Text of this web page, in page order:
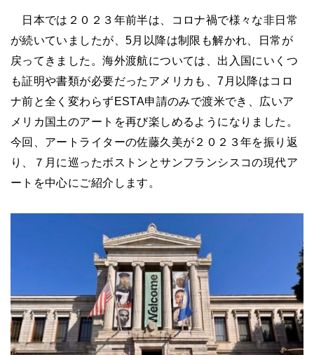
日本では２０２３年前半は、コロナ禍で様々な非日常
が続いていましたが、5月以降は制限も解かれ、日常が
戻ってきました。海外渡航については、出入国にいくつ
も証明や書類が必要だったアメリカも、7月以降はコロ
ナ前と全く変わらずESTA申請のみで渡米でき、広いア
メリカ国土のアートを再び楽しめるようになりました。
今回、アートライターの佐藤久美が２０２３年を振り返
り、７月に巡ったボストンとサンフランシスコの現代ア
ートを中心にご紹介します。